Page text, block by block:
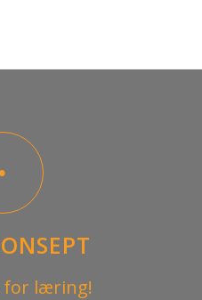
for læring!